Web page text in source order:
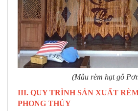
(Mẫu rèm hạt gỗ
III. QUY TRÌNH SẢN XUẤT
PHONG THỦY